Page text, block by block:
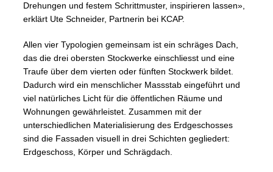
Drehungen und festem Schrittmuster, inspirieren lassen»,
erklärt Ute Schneider, Partnerin bei KCAP.
Allen vier Typologien gemeinsam ist ein schräges Dach,
das die drei obersten Stockwerke einschliesst und eine
Traufe über dem vierten oder fünften Stockwerk bildet.
Dadurch wird ein menschlicher Massstab eingeführt und
viel natürliches Licht für die öffentlichen Räume und
Wohnungen gewährleistet. Zusammen mit der
unterschiedlichen Materialisierung des Erdgeschosses
sind die Fassaden visuell in drei Schichten gegliedert:
Erdgeschoss, Körper und Schrägdach.